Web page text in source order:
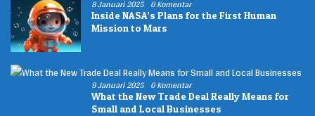
8 Januari 2025 0 Komentar
Inside NASA’s Plans for the First Human
Mission to Mars
9 Januari 2025 0 Komentar
What the New Trade Deal Really Means for
Small and Local Businesses